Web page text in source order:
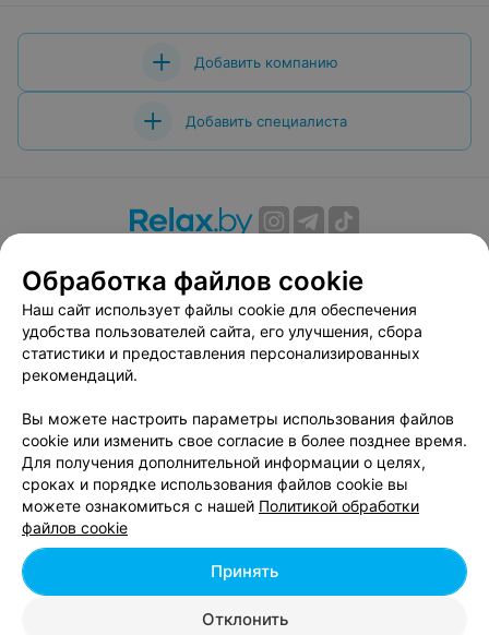
Добавить компанию
Добавить специалиста
Вакансии
Публичный договор
Способы оплаты
Публичный договор по использованию сервиса
«Афиша»
Пользовательское соглашение
Связаться по вопросам сотрудничества
Написать руководителю relax.by
Персональные настройки cookie
Обработка персональных данных
| 220012, Республика Беларусь, г. Минск,
Обработка файлов cookie
Наш сайт использует файлы cookie для обеспечения
удобства пользователей сайта, его улучшения, сбора
статистики и предоставления персонализированных
рекомендаций.
Вы можете настроить параметры использования файлов
cookie или изменить свое согласие в более позднее время.
Для получения дополнительной информации о целях,
сроках и порядке использования файлов cookie вы
можете ознакомиться с нашей Политикой обработки
файлов cookie
Отклонить
Принять